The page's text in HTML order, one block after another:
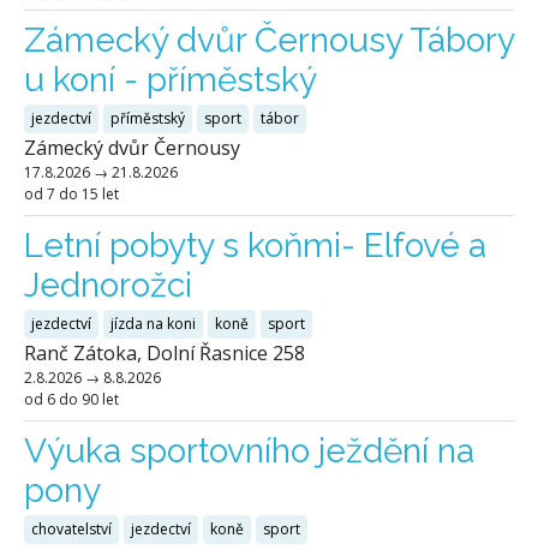
Zámecký dvůr Černousy Tábory
u koní - příměstský
jezdectví příměstský sport tábor
Zámecký dvůr Černousy
17.8.2026 → 21.8.2026
od 7 do 15 let
Letní pobyty s koňmi- Elfové a
Jednorožci
jezdectví jízda na koni koně sport
Ranč Zátoka, Dolní Řasnice 258
2.8.2026 → 8.8.2026
od 6 do 90 let
Výuka sportovního ježdění na
pony
chovatelství jezdectví koně sport